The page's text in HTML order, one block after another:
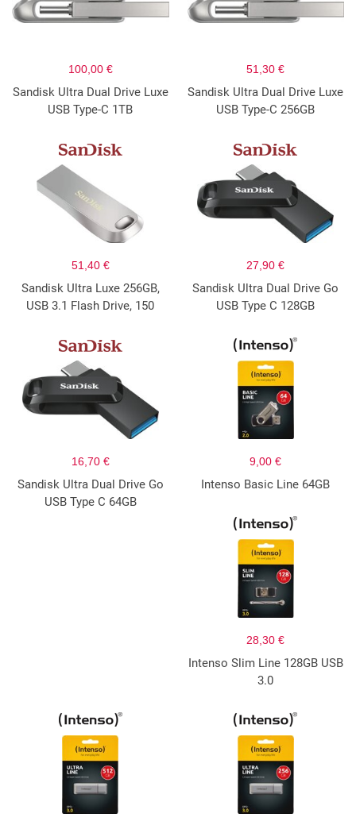
100,00 €
Sandisk Ultra Dual Drive Luxe
USB Type-C 1TB
51,30 €
Sandisk Ultra Dual Drive Luxe
USB Type-C 256GB
51,40 €
Sandisk Ultra Luxe 256GB,
USB 3.1 Flash Drive, 150
27,90 €
Sandisk Ultra Dual Drive Go
USB Type C 128GB
16,70 €
Sandisk Ultra Dual Drive Go
USB Type C 64GB
9,00 €
Intenso Basic Line 64GB
28,30 €
Intenso Slim Line 128GB USB
3.0